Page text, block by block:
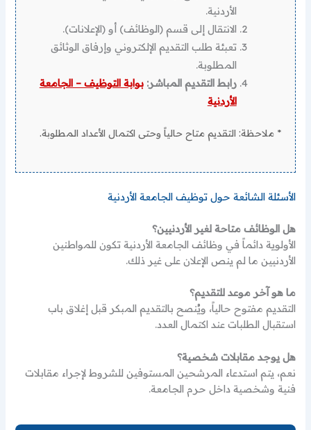
الأردنية.
الانتقال إلى قسم (الوظائف) أو (الإعلانات).
تعبئة طلب التقديم الإلكتروني وإرفاق الوثائق
المطلوبة.
رابط التقديم المباشر: بوابة التوظيف – الجامعة
الأردنية
* ملاحظة: التقديم متاح حالياً وحتى اكتمال الأعداد المطلوبة.
الأسئلة الشائعة حول توظيف الجامعة الأردنية
هل الوظائف متاحة لغير الأردنيين؟
الأولوية دائماً في وظائف الجامعة الأردنية تكون للمواطنين
الأردنيين ما لم ينص الإعلان على غير ذلك.
ما هو آخر موعد للتقديم؟
التقديم مفتوح حالياً، ويُنصح بالتقديم المبكر قبل إغلاق باب
استقبال الطلبات عند اكتمال العدد.
هل يوجد مقابلات شخصية؟
نعم، يتم استدعاء المرشحين المستوفين للشروط لإجراء مقابلات
فنية وشخصية داخل حرم الجامعة.